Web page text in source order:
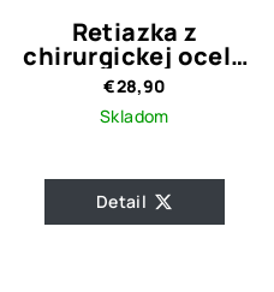
Retiazka z
chirurgickej ocele
Tamey
€28,90
Skladom
Detail